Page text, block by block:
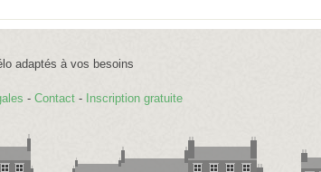
adaptés à vos besoins
- Contact - Inscription gratuite